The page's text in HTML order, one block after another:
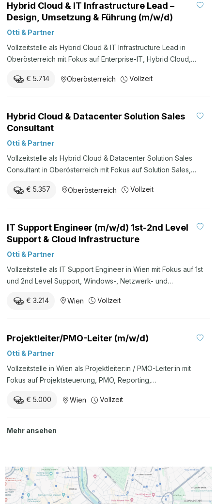
Hybrid Cloud & IT Infrastructure Lead –
Design, Umsetzung & Führung (m/w/d)
Otti & Partner
Vollzeitstelle als Hybrid Cloud & IT Infrastructure Lead in
Oberösterreich mit Fokus auf Enterprise-IT, Hybrid Cloud,
Backup, Recovery, Cloud-Architekturen, Beratung, technische
€ 5.714 Oberösterreich Vollzeit
Hybrid Cloud & Datacenter Solution Sales
Consultant
Otti & Partner
Vollzeitstelle als Hybrid Cloud & Datacenter Solution Sales
Consultant in Oberösterreich mit Fokus auf Solution Sales,
Virtualisierung, Storage, Backup, Netzwerk, Kundenworkshops,
€ 5.357 Oberösterreich Vollzeit
IT Support Engineer (m/w/d) 1st-2nd Level
Support & Cloud Infrastructure
Otti & Partner
Vollzeitstelle als IT Support Engineer in Wien mit Fokus auf 1st
und 2nd Level Support, Windows-, Netzwerk- und
Managed-Service-Lösungen, Installationen, Migrationen und
€ 3.214 Wien Vollzeit
Projektleiter/PMO-Leiter (m/w/d)
Otti & Partner
Vollzeitstelle in Wien als Projektleiter:in / PMO-Leiter:in mit
Fokus auf Projektsteuerung, PMO, Reporting,
Weiterentwicklung von Projektmanagementprozessen;
€ 5.000 Wien Vollzeit
Mehr ansehen